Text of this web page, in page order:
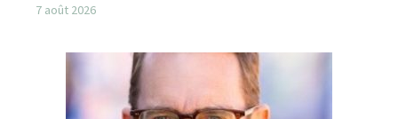
7 août 2026